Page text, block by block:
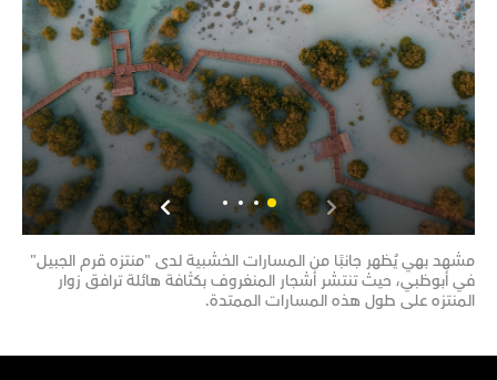
مشهد بهي يُظهر جانبًا من المسارات الخشبية لدى "منتزه قرم الجبيل"
في أبوظبي، حيث تنتشر أشجار المنغروف بكثافة هائلة ترافق زوار
المنتزه على طول هذه المسارات الممتدة.